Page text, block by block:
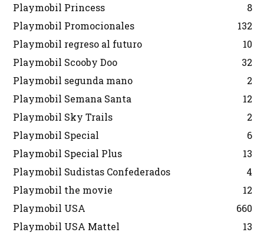
Playmobil Princess
8
Playmobil Promocionales
132
Playmobil regreso al futuro
10
Playmobil Scooby Doo
32
Playmobil segunda mano
2
Playmobil Semana Santa
12
Playmobil Sky Trails
2
Playmobil Special
6
Playmobil Special Plus
13
Playmobil Sudistas Confederados
4
Playmobil the movie
12
Playmobil USA
660
Playmobil USA Mattel
13